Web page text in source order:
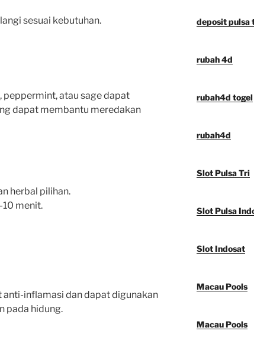
sesuai kebutuhan.
peppermint, atau sage dapat
dapat membantu meredakan
herbal pilihan.
10 menit.
inflamasi dan dapat digunakan
pada hidung.
deposit pulsa
rubah 4d
rubah4d togel
rubah4d
Slot Pulsa Tri
Slot Pulsa
Slot Indosat
Macau Pools
Macau Pools